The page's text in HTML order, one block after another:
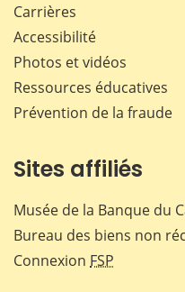
Carrières
Accessibilité
Photos et vidéos
Ressources éducatives
Prévention de la fraude
Sites affiliés
Musée de la Banque du
Bureau des biens non
Connexion FSP